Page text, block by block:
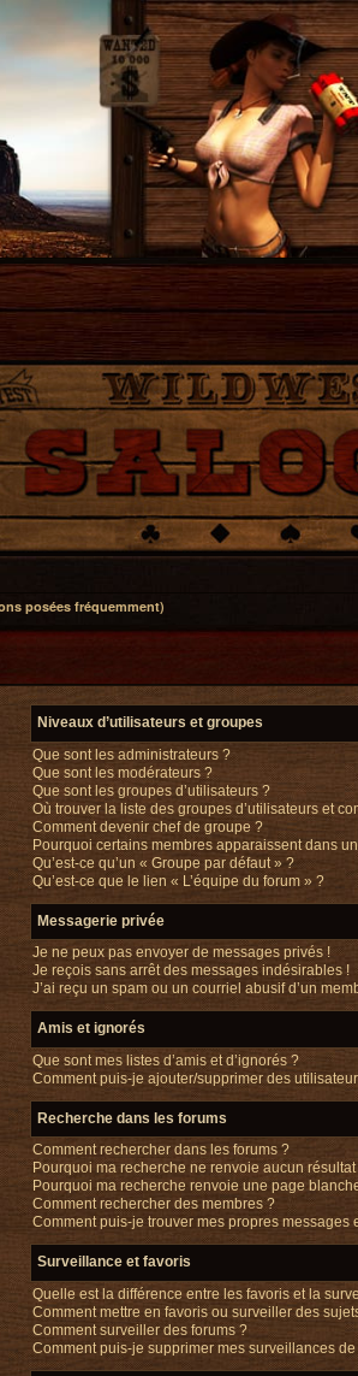
posées fréquemment)
Niveaux d’utilisateurs et groupes
Que sont les administrateurs ?
Que sont les modérateurs ?
Que sont les groupes d’utilisateurs ?
Où trouver la liste des groupes d’utilisateurs et
Comment devenir chef de groupe ?
Pourquoi certains membres apparaissent dans
Qu’est-ce qu’un « Groupe par défaut » ?
Qu’est-ce que le lien « L’équipe du forum » ?
Messagerie privée
Je ne peux pas envoyer de messages privés !
Je reçois sans arrêt des messages indésirables !
J’ai reçu un spam ou un courriel abusif d’un
Amis et ignorés
Que sont mes listes d’amis et d’ignorés ?
Comment puis-je ajouter/supprimer des
Recherche dans les forums
Comment rechercher dans les forums ?
Pourquoi ma recherche ne renvoie aucun résultat
Pourquoi ma recherche renvoie une page
Comment rechercher des membres ?
Comment puis-je trouver mes propres messages
Surveillance et favoris
Quelle est la différence entre les favoris et la
Comment mettre en favoris ou surveiller des
Comment surveiller des forums ?
Comment puis-je supprimer mes surveillances